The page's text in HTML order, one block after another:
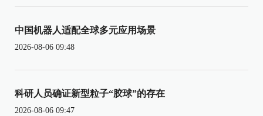
中国机器人适配全球多元应用场景
2026-08-06 09:48
科研人员确证新型粒子“胶球”的存在
2026-08-06 09:47